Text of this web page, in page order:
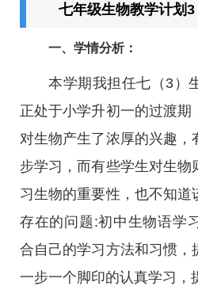
七年级生物教学计划3
一、学情分析：
本学期我担任七（3）
正处于小学升初一的过渡期
对生物产生了浓厚的兴趣，
步学习，而有些学生对生物
习生物的重要性，也不知道
存在的问题:初中生物语学
合自己的学习方法和习惯，
一步一个脚印的认真学习，